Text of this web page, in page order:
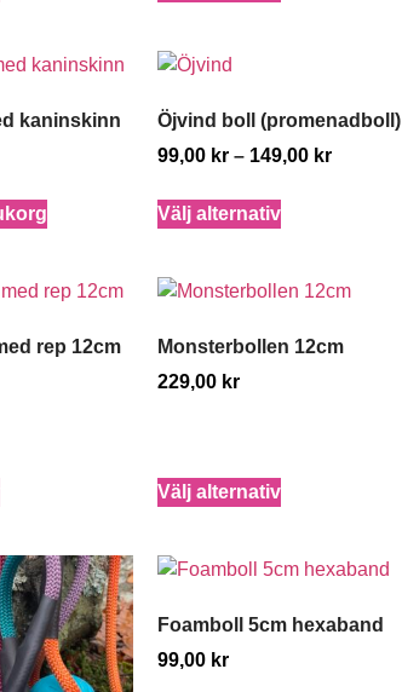
kaninskinn
Öjvind boll (promenadboll)
99,00 kr – 149,00 kr
Välj alternativ
rep 12cm
Monsterbollen 12cm
229,00 kr
Välj alternativ
Foamboll 5cm hexaband
99,00 kr